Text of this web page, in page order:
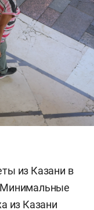
из Казани в
из Казани